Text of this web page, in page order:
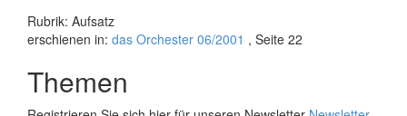
Rubrik: Aufsatz
erschienen in: das Orchester 06/2001 , Seite 22
Themen